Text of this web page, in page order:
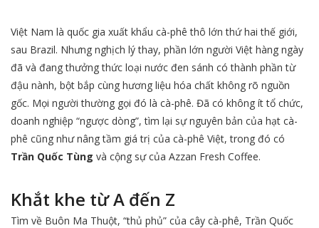
Việt Nam là quốc gia xuất khẩu cà-phê thô lớn thứ hai thế giới,
sau Brazil. Nhưng nghịch lý thay, phần lớn người Việt hàng ngày
đã và đang thưởng thức loại nước đen sánh có thành phần từ
đậu nành, bột bắp cùng hương liệu hóa chất không rõ nguồn
gốc. Mọi người thường gọi đó là cà-phê. Đã có không ít tổ chức,
doanh nghiệp “ngược dòng”, tìm lại sự nguyên bản của hạt cà-
phê cũng như nâng tầm giá trị của cà-phê Việt, trong đó có
Trần Quốc Tùng và cộng sự của Azzan Fresh Coffee.
Khắt khe từ A đến Z
Tìm về Buôn Ma Thuột, “thủ phủ” của cây cà-phê, Trần Quốc